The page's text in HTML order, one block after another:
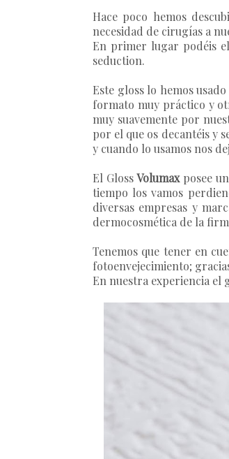
Hace poco hemos
necesidad de cirugías a
En primer lugar podéis
seduction.
Este gloss lo hemos
formato muy práctico y
muy suavemente por
por el que os decantéis y
y cuando lo usamos nos
El GlossVolumax posee
tiempo los vamos
diversas empresas y
dermocosmética de la
Tenemos que tener en
fotoenvejecimiento;
En nuestra experiencia el